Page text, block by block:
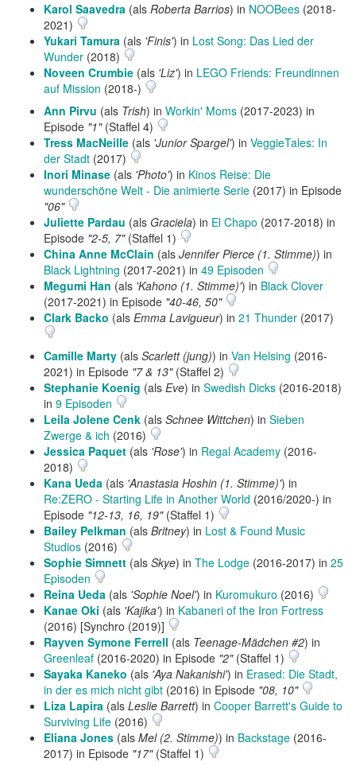
Karol Saavedra (als Roberta Barrios) in NOOBees (2018-
2021)
Yukari Tamura (als 'Finis') in Lost Song: Das Lied der
Wunder (2018)
Noveen Crumbie (als 'Liz') in LEGO Friends: Freundinnen
auf Mission (2018-)
Ann Pirvu (als Trish) in Workin' Moms (2017-2023) in
Episode "1"(Staffel 4)
Tress MacNeille (als 'Junior Spargel') in VeggieTales: In
der Stadt (2017)
Inori Minase (als 'Photo') in Kinos Reise: Die
wunderschöne Welt - Die animierte Serie (2017) in Episode
"06"
Juliette Pardau (als Graciela) in El Chapo (2017-2018) in
Episode "2-5, 7"(Staffel 1)
China Anne McClain (als Jennifer Pierce (1. Stimme)) in
Black Lightning (2017-2021) in 49 Episoden
Megumi Han (als 'Kahono (1. Stimme)') in Black Clover
(2017-2021) in Episode "40-46, 50"
Clark Backo (als Emma Lavigueur) in 21 Thunder (2017)
Camille Marty (als Scarlett (jung)) in Van Helsing (2016-
2021) in Episode "7 & 13"(Staffel 2)
Stephanie Koenig (als Eve) in Swedish Dicks (2016-2018)
in 9 Episoden
Leila Jolene Cenk (als Schnee Wittchen) in Sieben
Zwerge & ich (2016)
Jessica Paquet (als 'Rose') in Regal Academy (2016-
2018)
Kana Ueda (als 'Anastasia Hoshin (1. Stimme)') in
Re:ZERO - Starting Life in Another World (2016/2020-) in
Episode "12-13, 16, 19"(Staffel 1)
Bailey Pelkman (als Britney) in Lost & Found Music
Studios (2016)
Sophie Simnett (als Skye) in The Lodge (2016-2017) in 25
Episoden
Reina Ueda (als 'Sophie Noel') in Kuromukuro (2016)
Kanae Oki (als 'Kajika') in Kabaneri of the Iron Fortress
(2016) [Synchro (2019)]
Rayven Symone Ferrell (als Teenage-Mädchen #2) in
Greenleaf (2016-2020) in Episode "2"(Staffel 1)
Sayaka Kaneko (als 'Aya Nakanishi') in Erased: Die Stadt,
in der es mich nicht gibt (2016) in Episode "08, 10"
Liza Lapira (als Leslie Barrett) in Cooper Barrett's Guide to
Surviving Life (2016)
Eliana Jones (als Mel (2. Stimme)) in Backstage (2016-
2017) in Episode "17"(Staffel 1)